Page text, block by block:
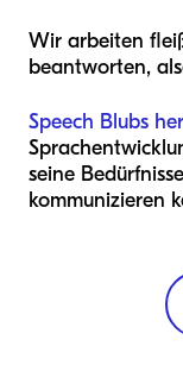
Wir arbeiten
beantworten,
Speech Blubs
seine
kommunizieren